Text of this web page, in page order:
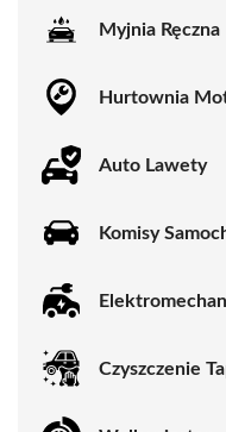
Myjnia Ręczna
Hurtownia
Auto Lawety
Komisy
Czyszczenie